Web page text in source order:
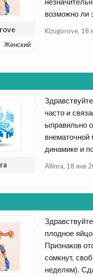
Женский
возможно ли
Kizugorove, 18
часто и
ыправильно
внематочной
динамике и
Allinra, 18 янв
плодное
Признаков
сомкнут,
неделям).